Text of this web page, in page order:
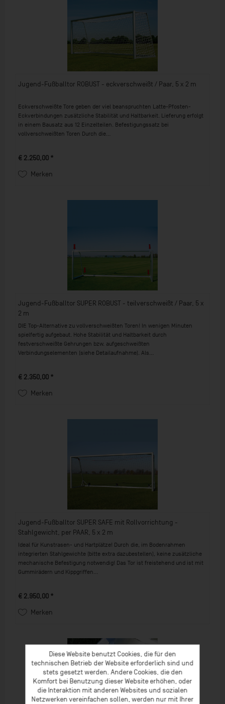
Jugend-Fußballtor ROBUST - eckverschweißt / Paar, 5 x 2 m
Eckverschweißte Tore geben der viel beanspruchten Latte-Pfosten-
Eckverbindungen zusätzliche Stabilität und Haltbarkeit. Lieferung erfolgt
in einem Bausatz aus 12 Einzelteilen. Befestigungssatz bei
vollverschweißten Toren Durch die...
€ 2.250,00 *
Merken
Jugend-Fußballtor SUPER ROBUST - teilverschweißt / Paar, 5 x
2 m
DIE Top-Alternative zu vollverschweißten Toren! In wenigen Minuten
spielfertig aufgebaut. Hohe Stabilität und Haltbarkeit durch
festverschweißte Gehrungen bzw. aufgeschweißten
Verbindungselementen (siehe Detailaufnahme). Als...
€ 2.350,00 *
Merken
Jugend-Fußballtor SUPER SAFE mit Rollvorrichtung -
Stahlgewicht, per PAAR, 5 x 2 m
Ideal für Kunstrasen- und Hartplätze! Durch die, im Bodenrahmen
integrierten Stahlgewichte (bitte extra dazubestellen), keine zusätzliche
mechanische Befestigung notwendig! Das Tor ist freistehend und ist mit
Gummirädern und Kippgriffen...
€ 2.950,00 *
Merken
Diese Website benutzt Cookies, die für den
technischen Betrieb der Website erforderlich sind und
stets gesetzt werden. Andere Cookies, die den
Komfort bei Benutzung dieser Website erhöhen, oder
die Interaktion mit anderen Websites und sozialen
Netzwerken vereinfachen sollen, werden nur mit Ihrer